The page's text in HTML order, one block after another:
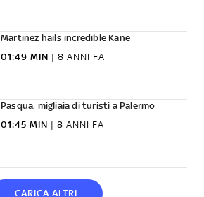
Martinez hails incredible Kane
01:49 MIN | 8 ANNI FA
Pasqua, migliaia di turisti a Palermo
01:45 MIN | 8 ANNI FA
CARICA ALTRI